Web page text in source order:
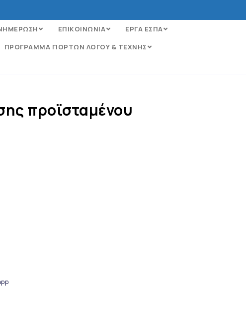
ΕΠΙΚΟΙΝΩΝΙΑ
ΕΡΓΑ ΕΣΠΑ
ΠΡΟΓΡΑΜΜΑ ΓΙΟΡΤΩΝ ΛΟΓΟΥ & ΤΕΧΝΗΣ
προϊσταμένου